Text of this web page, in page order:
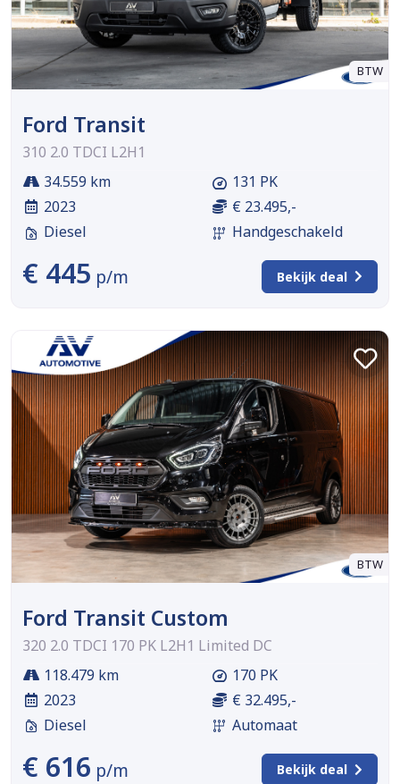
BTW
Ford Transit
310 2.0 TDCI L2H1
34.559 km
2023
Diesel
131 PK
€ 23.495,-
Handgeschakeld
€ 445 p/m Bekijk deal
BTW
Ford Transit Custom
320 2.0 TDCI 170 PK L2H1 Limited DC
118.479 km
2023
Diesel
170 PK
€ 32.495,-
Automaat
€ 616 p/m Bekijk deal